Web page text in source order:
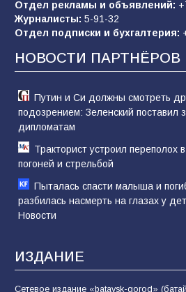
В России ответили на
новой мобилизации
74 31.07.2026
Отдел рекламы и объявлений:
Журналисты: 5-91-32
Отдел подписки и бухгалтерия:
НОВОСТИ ПАРТНЁРОВ
Путин и Си должны смотреть
подозрением: Зеленский поставил
дипломатам
Тракторист устроил переполох
погоней и стрельбой
Пыталась спасти малыша и
разбилась насмерть на глазах у
Новости
ИЗДАНИЕ
Сетевое издание «bataysk-gorod»